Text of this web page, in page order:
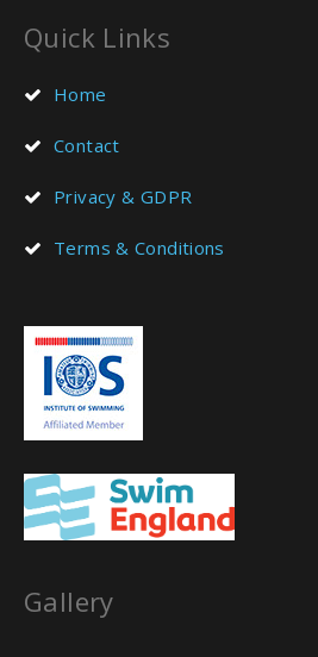
Quick Links
Home
Contact
Privacy & GDPR
Terms & Conditions
Gallery